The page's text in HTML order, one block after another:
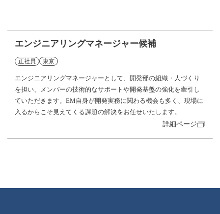
エンジニアリングマネージャー候補
正社員 東京
エンジニアリングマネージャーとして、開発部の組織・人づくり
を担い、メンバーの技術的なサポートや開発基盤の強化を牽引し
ていただきます。EM自身が開発実務に関わる機会も多く、現場に
入るからこそ見えてくる課題の解決をお任せいたします。
詳細ページ